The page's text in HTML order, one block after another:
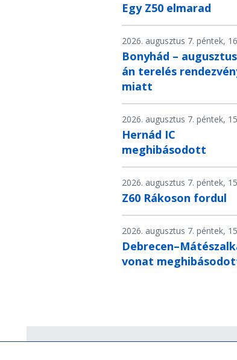
Egy Z50 elmarad
2026. augusztus 7. péntek,
Bonyhád –
án terelés
miatt
2026. augusztus 7. péntek,
Hernád IC
meghibásodott
2026. augusztus 7. péntek,
Z60 Rákoson fordul
2026. augusztus 7. péntek,
vonat